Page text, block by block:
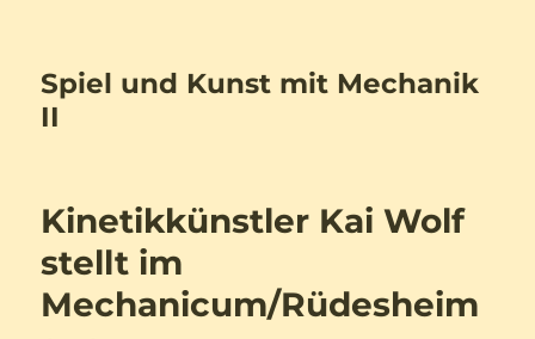
Spiel und Kunst mit Mechanik
II
Kinetikkünstler Kai Wolf
stellt im
Mechanicum/Rüdesheim